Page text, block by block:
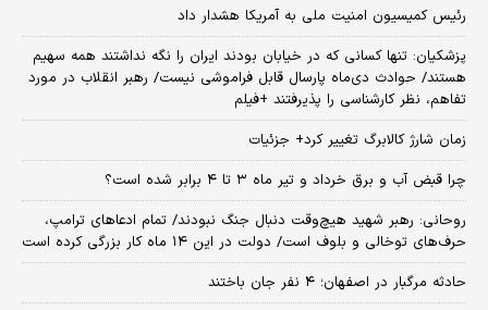
رئیس کمیسیون امنیت ملی به آمریکا هشدار داد
پزشکیان: تنها کسانی که در خیابان بودند ایران را نگه نداشتند همه سهیم
هستند/ حوادث دی‌ماه پارسال قابل فراموشی نیست/ رهبر انقلاب در مورد
تفاهم، نظر کارشناسی را پذیرفتند +فیلم
زمان شارژ کالابرگ تغییر کرد+ جزئیات
چرا قبض آب و برق خرداد و تیر ماه ۳ تا ۴ برابر شده است؟
روحانی: رهبر شهید هیچ‌وقت دنبال جنگ نبودند/ تمام ادعاهای ترامپ،
حرف‌های توخالی و بلوف است/ دولت در این ۱۴ ماه کار بزرگی کرده است
حادثه مرگبار در اصفهان؛ ۴ نفر جان باختند